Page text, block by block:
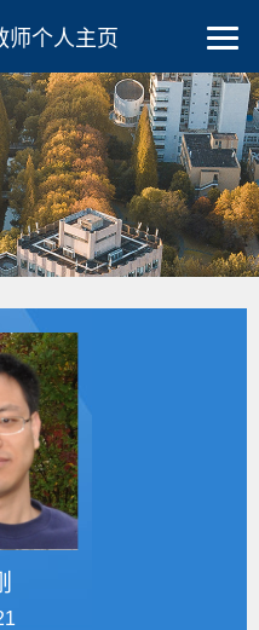
师个人主页